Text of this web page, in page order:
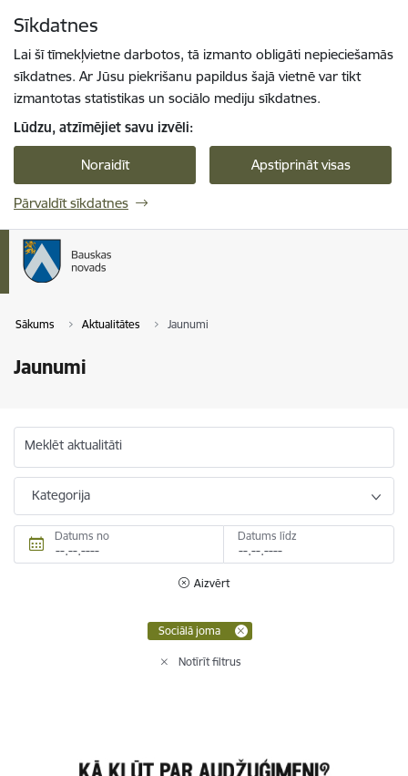
Sīkdatnes
Lai šī tīmekļvietne darbotos, tā izmanto obligāti nepieciešamās
sīkdatnes. Ar Jūsu piekrišanu papildus šajā vietnē var tikt
izmantotas statistikas un sociālo mediju sīkdatnes.
Lūdzu, atzīmējiet savu izvēli:
Noraidīt Apstiprināt visas
Pārvaldīt sīkdatnes
Sākums Aktualitātes Jaunumi
Jaunumi
Meklēt aktualitāti
Kategorija
Datums no Datums līdz
Aizvērt
Sociālā joma
Notīrīt filtrus